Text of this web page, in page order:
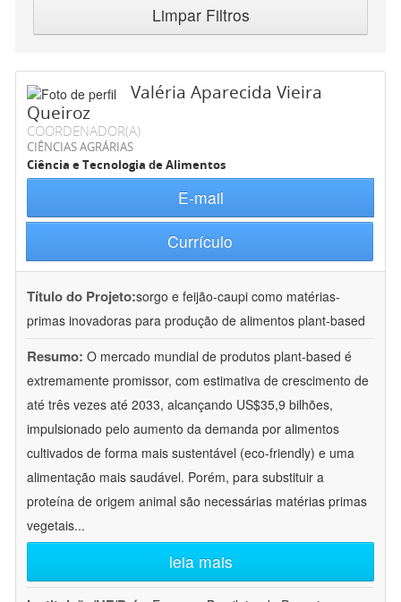
Limpar Filtros
Valéria Aparecida Vieira
Queiroz
COORDENADOR(A)
CIÊNCIAS AGRÁRIAS
Ciência e Tecnologia de Alimentos
E-mail
Currículo
Título do Projeto:sorgo e feijão-caupi como matérias-
primas inovadoras para produção de alimentos plant-based
Resumo: O mercado mundial de produtos plant-based é
extremamente promissor, com estimativa de crescimento de
até três vezes até 2033, alcançando US$35,9 bilhões,
impulsionado pelo aumento da demanda por alimentos
cultivados de forma mais sustentável (eco-friendly) e uma
alimentação mais saudável. Porém, para substituir a
proteína de origem animal são necessárias matérias primas
vegetais...
leia mais